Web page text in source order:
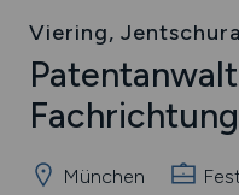
Viering,
München